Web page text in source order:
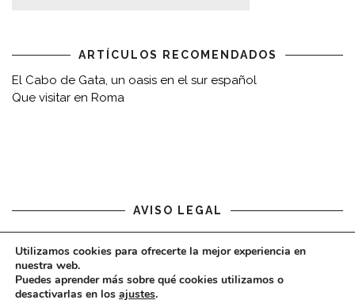
ARTÍCULOS RECOMENDADOS
El Cabo de Gata, un oasis en el sur español
Que visitar en Roma
AVISO LEGAL
Aviso legal
Utilizamos cookies para ofrecerte la mejor experiencia en
nuestra web.
Puedes aprender más sobre qué cookies utilizamos o
desactivarlas en los ajustes.